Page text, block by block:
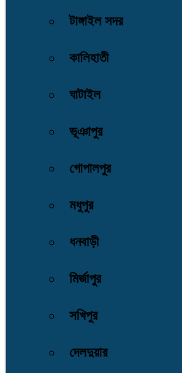
টাঙ্গাইল সদর
কালিহাতী
ঘাটাইল
ভূঞাপুর
গোপালপুর
মধুপুর
ধনবাড়ী
মির্জাপুর
সখিপুর
দেলদুয়ার